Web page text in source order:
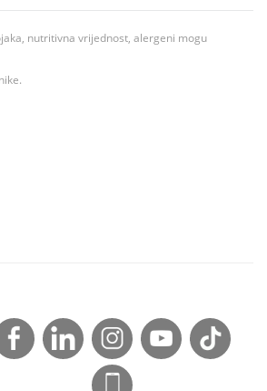
nutritivna vrijednost, alergeni mogu